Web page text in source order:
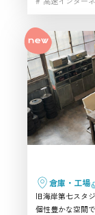
な空間を使いた
ジオです。
倉庫・工場
旧海岸第七スタ
個性豊かな空間